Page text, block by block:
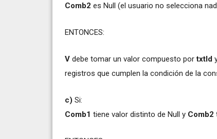
Comb2 es Null (el usuario no selecciona
ENTONCES:
V debe tomar un valor compuesto portxtId
registros que cumplen la condición de la
c) Si:
Comb1 tiene valor distinto de Null y Comb2